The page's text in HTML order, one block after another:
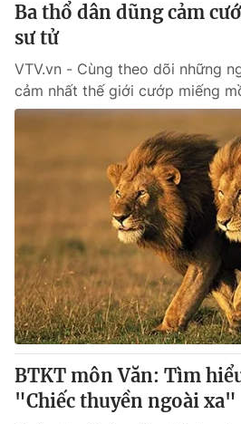
Ba thổ dân dũng cảm
sư tử
VTV.vn - Cùng theo dõi những
cảm nhất thế giới cướp miếng
BTKT môn Văn: Tìm
"Chiếc thuyền ngoài xa"